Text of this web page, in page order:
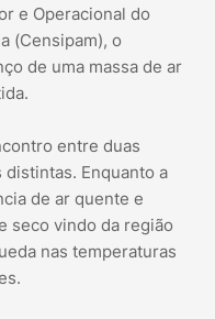
e Operacional do
(Censipam), o
de uma massa de ar
entre duas
Enquanto a
de ar quente e
seco vindo da região
nas temperaturas